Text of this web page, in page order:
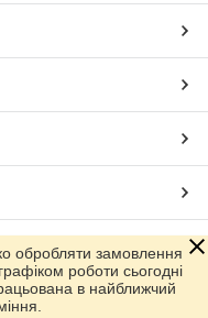
обробляти замовлення
роботи сьогодні
в найближчий